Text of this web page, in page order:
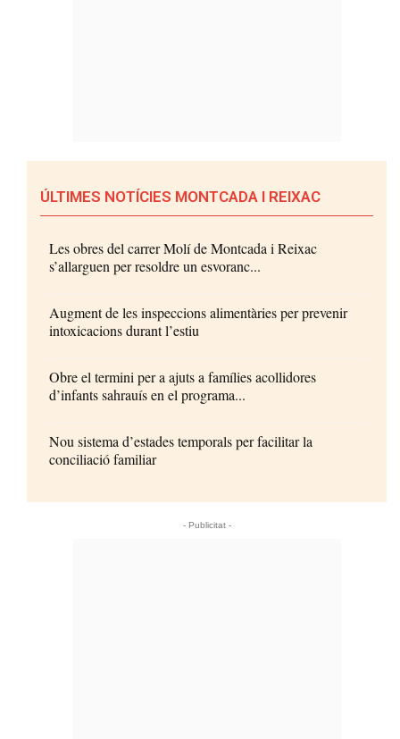
ÚLTIMES NOTÍCIES MONTCADA I REIXAC
Les obres del carrer Molí de Montcada i Reixac
s’allarguen per resoldre un esvoranc...
Augment de les inspeccions alimentàries per prevenir
intoxicacions durant l’estiu
Obre el termini per a ajuts a famílies acollidores
d’infants sahrauís en el programa...
Nou sistema d’estades temporals per facilitar la
conciliació familiar
- Publicitat -